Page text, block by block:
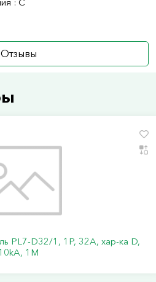
Отзывы
PL7-D32/1, 1P, 32A, хар-ка D,
1M